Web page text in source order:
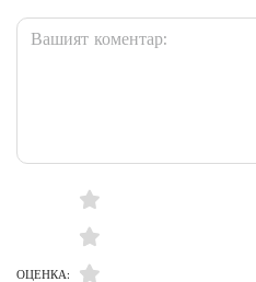
ОЦЕНКА: